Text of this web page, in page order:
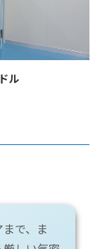
ル
で、ま